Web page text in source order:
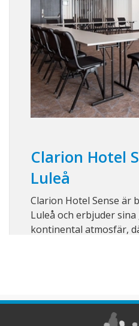
Clarion Hotel
Luleå
Clarion Hotel Sense är
Luleå och erbjuder
kontinental atmosfär,